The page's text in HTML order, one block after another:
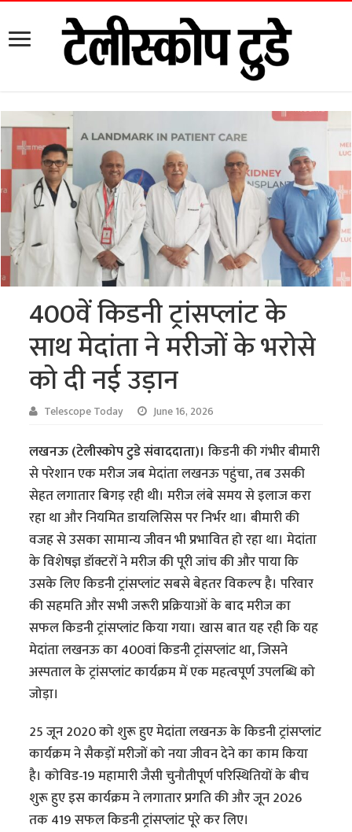
400वें किडनी ट्रांसप्लांट के
साथ मेदांता ने मरीजों के भरोसे
को दी नई उड़ान
Telescope Today June 16, 2026
लखनऊ (टेलीस्कोप टुडे संवाददाता)।किडनी की गंभीर बीमारी
से परेशान एक मरीज जब मेदांता लखनऊ पहुंचा, तब उसकी
सेहत लगातार बिगड़ रही थी। मरीज लंबे समय से इलाज करा
रहा था और नियमित डायलिसिस पर निर्भर था। बीमारी की
वजह से उसका सामान्य जीवन भी प्रभावित हो रहा था। मेदांता
के विशेषज्ञ डॉक्टरों ने मरीज की पूरी जांच की और पाया कि
उसके लिए किडनी ट्रांसप्लांट सबसे बेहतर विकल्प है। परिवार
की सहमति और सभी जरूरी प्रक्रियाओं के बाद मरीज का
सफल किडनी ट्रांसप्लांट किया गया। खास बात यह रही कि यह
मेदांता लखनऊ का 400वां किडनी ट्रांसप्लांट था, जिसने
अस्पताल के ट्रांसप्लांट कार्यक्रम में एक महत्वपूर्ण उपलब्धि को
जोड़ा।
25 जून 2020 को शुरू हुए मेदांता लखनऊ के किडनी ट्रांसप्लांट
कार्यक्रम ने सैकड़ों मरीजों को नया जीवन देने का काम किया
है। कोविड-19 महामारी जैसी चुनौतीपूर्ण परिस्थितियों के बीच
शुरू हुए इस कार्यक्रम ने लगातार प्रगति की और जून 2026
तक 419 सफल किडनी ट्रांसप्लांट पूरे कर लिए।